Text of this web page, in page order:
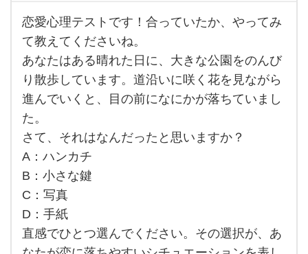
恋愛
心理
テ
ス
ト
で
す！
合っ
て
い
た
恋愛心理テストです！合っていたか、やってみ
て教えてくださいね。
あなたはある晴れた日に、大きな公園をのんび
り散歩しています。道沿いに咲く花を見ながら
進んでいくと、目の前になにかが落ちていまし
た。
さて、それはなんだったと思いますか？
A：ハンカチ
B：小さな鍵
C：写真
D：手紙
直感でひとつ選んでください。その選択が、あ